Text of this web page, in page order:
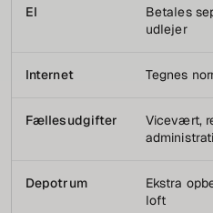
El
Betales
udlejer
Internet Tegnes
Fællesudgifter
Vicevært,
Depotrum
Ekstra
loft